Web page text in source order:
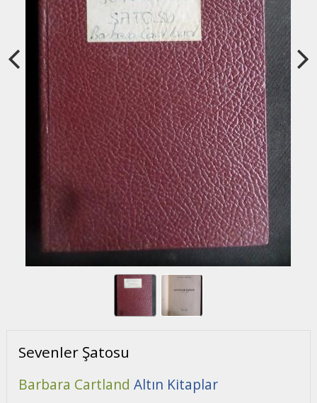
Sevenler Şatosu
Barbara Cartland Altın Kitaplar